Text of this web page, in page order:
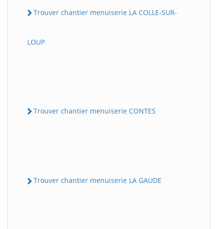
Trouver chantier menuiserie LA COLLE-SUR-
LOUP
Trouver chantier menuiserie CONTES
Trouver chantier menuiserie LA GAUDE